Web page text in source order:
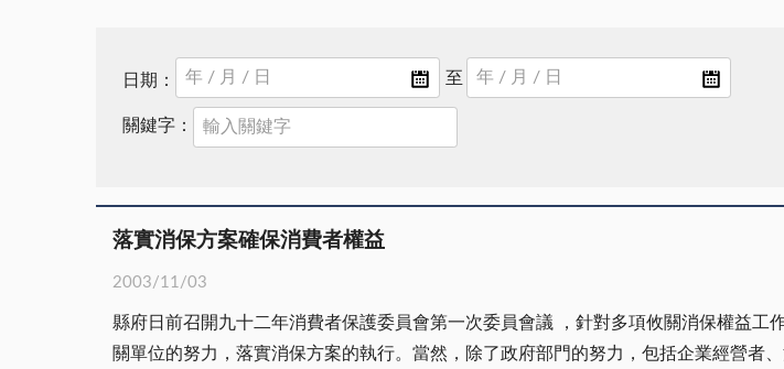
日期：
關鍵字：
落實消保方案確保消費者權益
2003/11/03
縣府日前召開九十二年消費者保護委員會第一次委員會議 ，針對多項攸關消保權益
關單位的努力，落實消保方案的執行。當然，除了政府部門的努力，包括企業經營者